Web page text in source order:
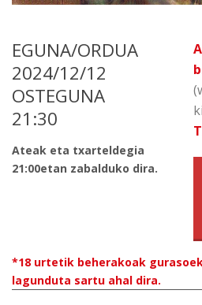
EGUNA/ORDUA
2024/12/12
OSTEGUNA
21:30
Ateak eta txarteldegia
21:00etan zabalduko dira.
*18 urtetik beherakoak
lagunduta sartu ahal dira.